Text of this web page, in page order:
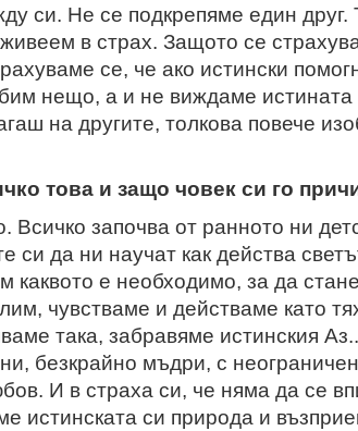
си. Не се подкрепяме един друг.
в страх. Защото се
се, че ако истински
нещо, а и не виждаме истината
на другите, толкова повече
това и защо човек си го
Всичко започва от ранното ни
си да ни научат как действа
каквото е необходимо, за да
чувстваме и действаме като
така, забравяме истинския
безкрайно мъдри, с
И в страха си, че няма да се
истинската си природа и